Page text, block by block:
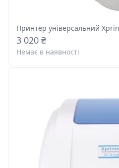
Принтер універсальний
3 020 ₴
Немає в наявності